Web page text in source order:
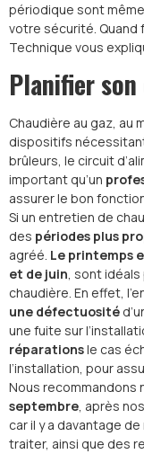
périodique sont
votre sécurité. Quand
Technique vous
Planifier
Chaudière au gaz, au
dispositifs
brûleurs, le circuit
important qu’un
assurer le bon
Si un entretien de
des périodes plus
agréé. Le printemps
et de juin, sont
chaudière. En effet,
une défectuosité
une fuite sur
réparationsle cas
l’installation, pour
Nous recommandons
septembre, après
car il y a davantage de
traiter, ainsi que des